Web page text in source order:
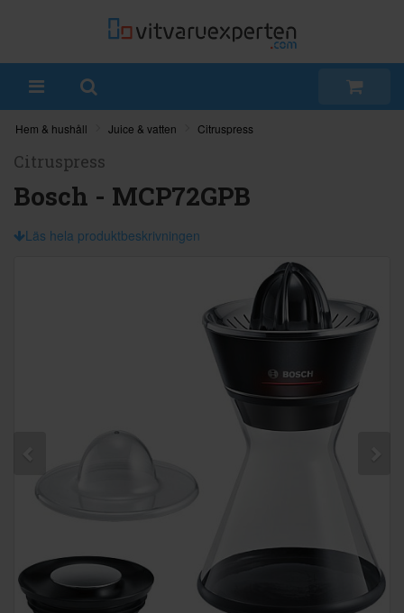
Hem & hushåll Juice & vatten Citruspress
Citruspress
Bosch - MCP72GPB
Läs hela produktbeskrivningen